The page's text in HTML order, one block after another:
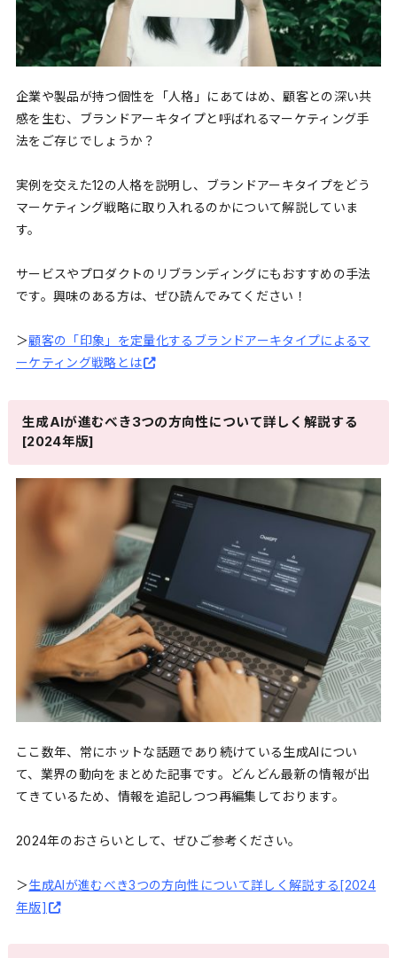
企業や製品が持つ個性を「人格」にあてはめ、顧客との深い共
感を生む、ブランドアーキタイプと呼ばれるマーケティング手
法をご存じでしょうか？
実例を交えた12の人格を説明し、ブランドアーキタイプをどう
マーケティング戦略に取り入れるのかについて解説していま
す。
サービスやプロダクトのリブランディングにもおすすめの手法
です。興味のある方は、ぜひ読んでみてください！
＞顧客の「印象」を定量化するブランドアーキタイプによるマ
ーケティング戦略とは
生成AIが進むべき3つの方向性について詳しく解説する
[2024年版]
ここ数年、常にホットな話題であり続けている生成AIについ
て、業界の動向をまとめた記事です。どんどん最新の情報が出
てきているため、情報を追記しつつ再編集しております。
2024年のおさらいとして、ぜひご参考ください。
＞生成AIが進むべき3つの方向性について詳しく解説する[2024
年版]